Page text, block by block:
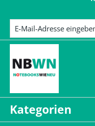
Kategorien